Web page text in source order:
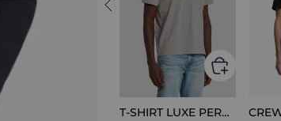
T-SHIRT LUXE PERFOR GREY MELANGE